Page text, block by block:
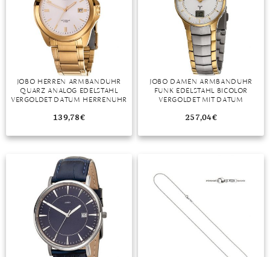
JOBO HERREN ARMBANDUHR
QUARZ ANALOG EDELSTAHL
VERGOLDET DATUM HERRENUHR
139,78€
JOBO DAMEN ARMBANDUHR
FUNK EDELSTAHL BICOLOR
VERGOLDET MIT DATUM
257,04€